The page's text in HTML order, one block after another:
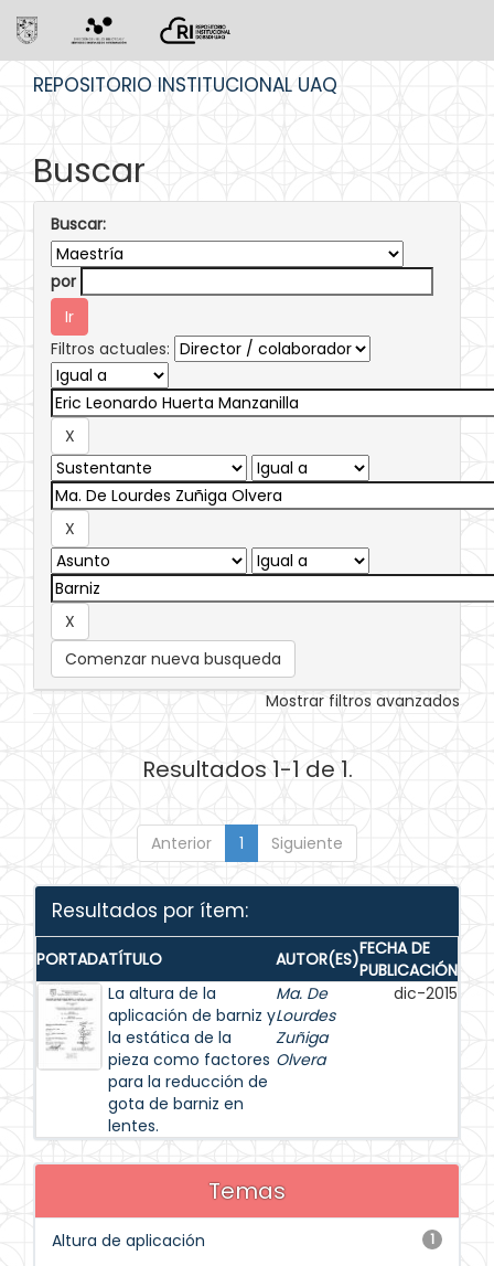
REPOSITORIO INSTITUCIONAL UAQ
Buscar
Buscar:
por
Filtros actuales:
Comenzar nueva busqueda
Mostrar filtros avanzados
Resultados 1-1 de 1.
Anterior 1 Siguiente
Resultados por ítem:
PORTADATÍTULO AUTOR(ES)FECHA DE
PUBLICACIÓN
La altura de la
aplicación de barniz y
la estática de la
pieza como factores
para la reducción de
gota de barniz en
lentes.
Ma. De
Lourdes
Zuñiga
Olvera
dic-2015
Temas
1
Altura de aplicación